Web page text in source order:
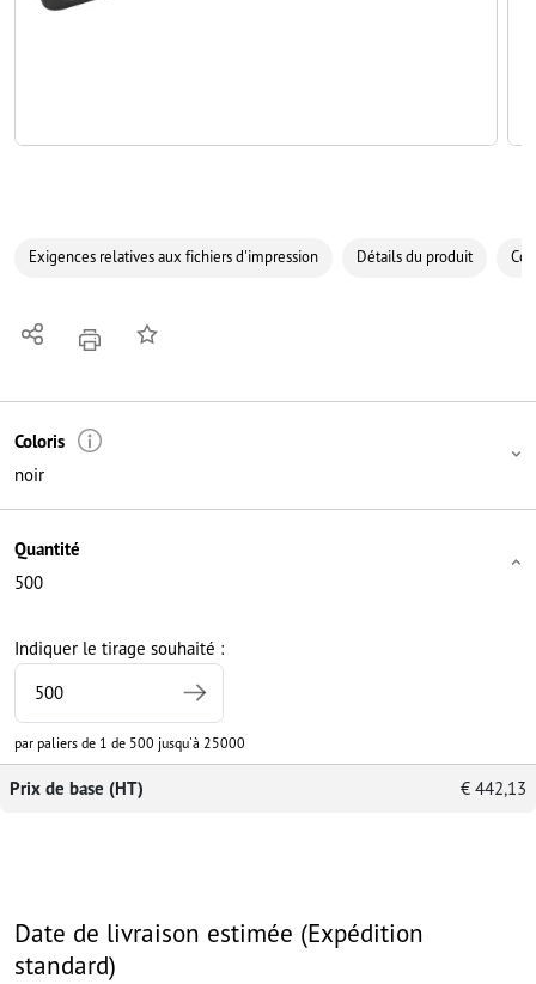
Exigences relatives aux fichiers d'impression Détails du produit
PartagerimprimerAjouter à liste d'article
Coloris
noir
Quantité
500
Indiquer le tirage souhaité :
par paliers de 1 de 500 jusqu'à 25000
Prix de base (HT) € 442,13
Date de livraison estimée (Expédition
standard)